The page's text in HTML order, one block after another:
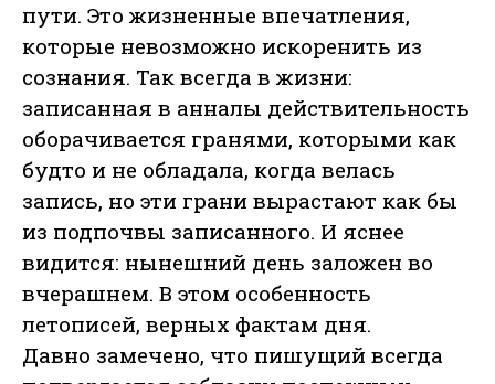
пути. Это жизненные впечатления,
которые невозможно искоренить из
сознания. Так всегда в жизни:
записанная в анналы действительность
оборачивается гранями, которыми как
будто и не обладала, когда велась
запись, но эти грани вырастают как бы
из подпочвы записанного. И яснее
видится: нынешний день заложен во
вчерашнем. В этом особенность
летописей, верных фактам дня.
Давно замечено, что пишущий всегда